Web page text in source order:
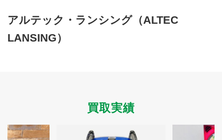
トップページ
本人確認書類アップロード
梱包
ガイド
買取価格表を
アルテック・ランシング（ALTEC
LANSING）
買取実績